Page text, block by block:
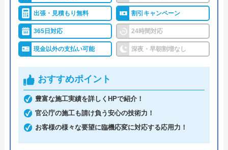
理業者です。給水装置工事主任技術者の資格を保有
したスタッフが最短30分で駆けつけてくれ、しっか
りと修理を行なってくれます。
明瞭会計であるため、工事前の見積もり金額から増
えることはありません。ちなみに簡単な水漏れ等は
5,800円～から対応してくれます。
支払い方法は現金以外にも銀行振込・クレジットカ
ード・コンビニ決済から選べるため緊急トラブル時
でも安心です。
出張・見積もり無料 割引キャンペーン
365日対応 24時間対応
現金以外の支払い可能 深夜・早朝割増なし
おすすめポイント
豊富な施工実績を詳しくHPで紹介！
官公庁の施工も請け負う安心の技術力！
お客様の様々な要望に臨機応変に対応する応用力！